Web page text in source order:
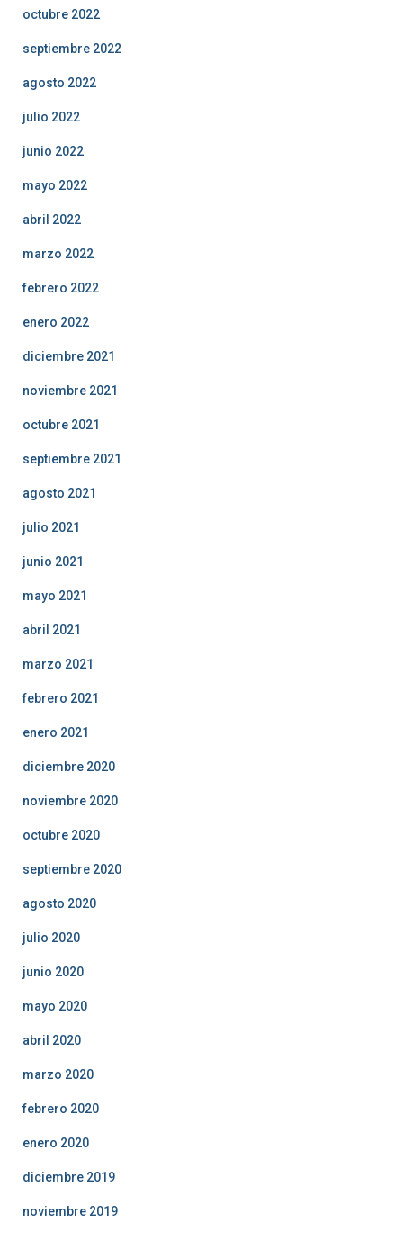
octubre 2022
septiembre 2022
agosto 2022
julio 2022
junio 2022
mayo 2022
abril 2022
marzo 2022
febrero 2022
enero 2022
diciembre 2021
noviembre 2021
octubre 2021
septiembre 2021
agosto 2021
julio 2021
junio 2021
mayo 2021
abril 2021
marzo 2021
febrero 2021
enero 2021
diciembre 2020
noviembre 2020
octubre 2020
septiembre 2020
agosto 2020
julio 2020
junio 2020
mayo 2020
abril 2020
marzo 2020
febrero 2020
enero 2020
diciembre 2019
noviembre 2019